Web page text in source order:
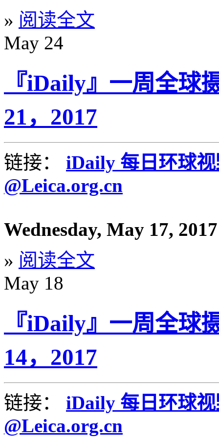
» 阅读全文
May 24
『iDaily』一周全球
21，2017
链接： iDaily 每日环球
@Leica.org.cn
Wednesday, May 17, 2017
» 阅读全文
May 18
『iDaily』一周全球
14，2017
链接： iDaily 每日环球
@Leica.org.cn